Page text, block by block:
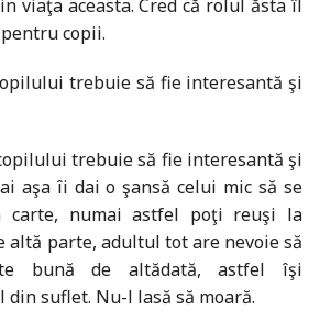
viaţa aceasta. Cred că rolul ăsta îl
copii.
trebuie să fie interesantă şi
trebuie să fie interesantă şi
aşa îi dai o şansă celui mic să se
carte, numai astfel poţi reuşi la
altă parte, adultul tot are nevoie să
bună de altădată, astfel îşi
suflet. Nu-l lasă să moară.